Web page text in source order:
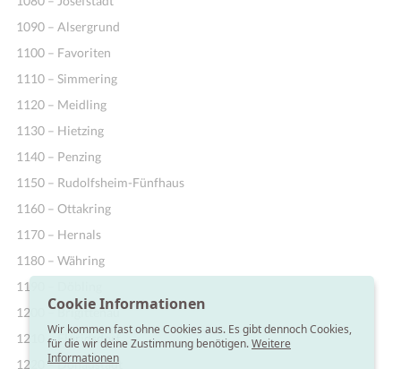
1090 – Alsergrund
1100 – Favoriten
1110 – Simmering
1120 – Meidling
1130 – Hietzing
1140 – Penzing
1150 – Rudolfsheim-Fünfhaus
1160 – Ottakring
1170 – Hernals
1180 – Währing
1190 – Döbling
1200 – Brigittenau
1210 – Floridsdorf
1220 – Donaustadt
Cookie Informationen
Wir kommen fast ohne Cookies aus. Es gibt dennoch Cookies,
für die wir deine Zustimmung benötigen.Weitere
Informationen